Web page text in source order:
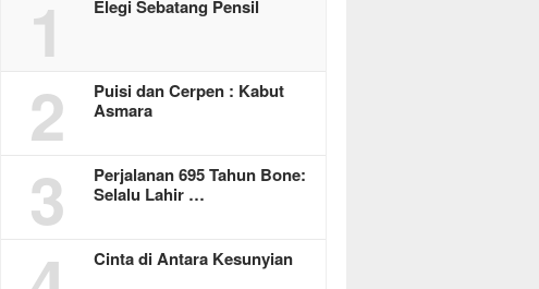
Model Koperasi Kampus
ke Pasar Internasional
1 Elegi Sebatang Pensil
2
Puisi dan Cerpen : Kabut
Asmara
3
Perjalanan 695 Tahun Bone:
Selalu Lahir …
Cinta di Antara Kesunyian